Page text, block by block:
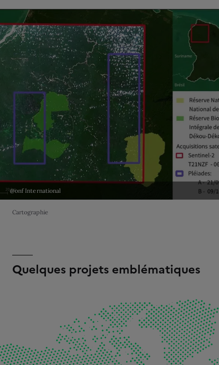
@onf International
Cartographie
Quelques projets emblématiques